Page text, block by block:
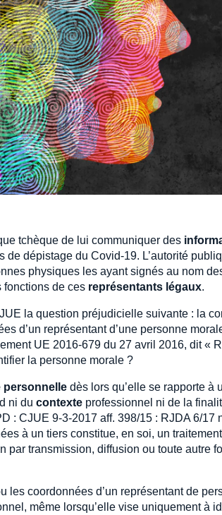
tchèque de lui communiquer des
de dépistage du Covid-19. L’autorité
physiques les ayant signés au nom
fonctions de ces représentants légaux.
la question préjudicielle suivante : la
d’un représentant d’une personne
UE 2016-679 du 27 avril 2016, dit «
la personne morale ?
personnelle dès lors qu’elle se rapporte à
ni du contexte professionnel ni de la
: CJUE 9-3-2017 aff. 398/15 : RJDA 6/17
à un tiers constitue, en soi, un
par transmission, diffusion ou toute autre
les coordonnées d’un représentant de
même lorsqu’elle vise uniquement à